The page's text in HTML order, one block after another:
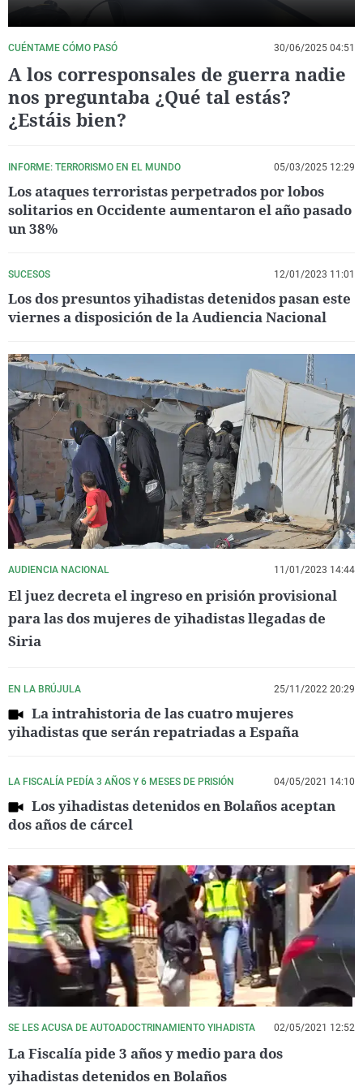
CUÉNTAME CÓMO PASÓ 30/06/2025 04:51
A los corresponsales de guerra nadie
nos preguntaba ¿Qué tal estás?
¿Estáis bien?
INFORME: TERRORISMO EN EL MUNDO 05/03/2025 12:29
Los ataques terroristas perpetrados por lobos
solitarios en Occidente aumentaron el año pasado
un 38%
SUCESOS 12/01/2023 11:01
Los dos presuntos yihadistas detenidos pasan este
viernes a disposición de la Audiencia Nacional
AUDIENCIA NACIONAL 11/01/2023 14:44
El juez decreta el ingreso en prisión provisional
para las dos mujeres de yihadistas llegadas de
Siria
EN LA BRÚJULA 25/11/2022 20:29
La intrahistoria de las cuatro mujeres
yihadistas que serán repatriadas a España
LA FISCALÍA PEDÍA 3 AÑOS Y 6 MESES DE PRISIÓN 04/05/2021 14:10
Los yihadistas detenidos en Bolaños aceptan
dos años de cárcel
SE LES ACUSA DE AUTOADOCTRINAMIENTO YIHADISTA 02/05/2021 12:52
La Fiscalía pide 3 años y medio para dos
yihadistas detenidos en Bolaños